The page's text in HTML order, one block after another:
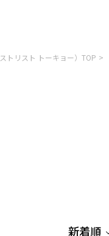
トリスト トーキョー）TOP
新着順